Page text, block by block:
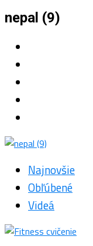
nepal (9)
Najnovšie
Obľúbené
Videá